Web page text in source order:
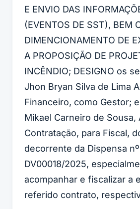
E ENVIO DAS
(EVENTOS DE SST), BEM
DIMENCIONAMENTO DE
A PROPOSIÇÃO DE
INCÊNDIO; DESIGNO os
Jhon Bryan Silva de Lima
Financeiro, como Gestor;
Mikael Carneiro de Sousa,
Contratação, para Fiscal,
decorrente da Dispensa nº
DV00018/2025,
acompanhar e fiscalizar a
referido contrato,